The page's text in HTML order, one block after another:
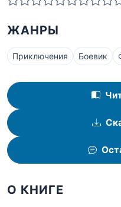
ЖАНРЫ
Приключения Боевик
О КНИГЕ